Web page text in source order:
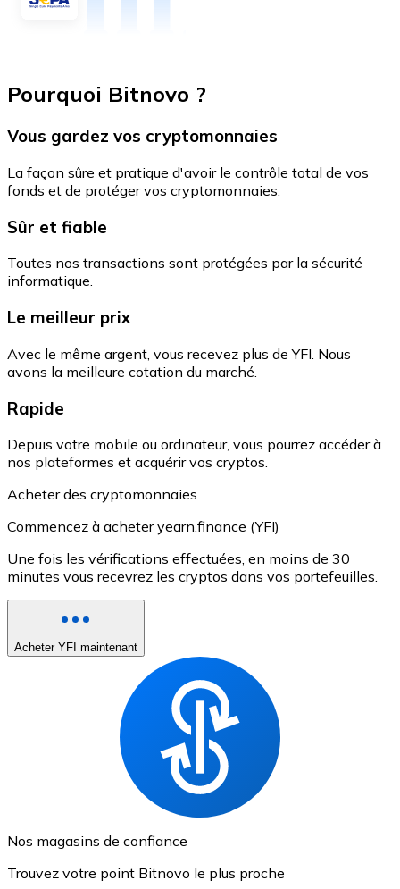
Pourquoi Bitnovo ?
Vous gardez vos cryptomonnaies
La façon sûre et pratique d'avoir le contrôle total de vos
fonds et de protéger vos cryptomonnaies.
Sûr et fiable
Toutes nos transactions sont protégées par la sécurité
informatique.
Le meilleur prix
Avec le même argent, vous recevez plus de YFI. Nous
avons la meilleure cotation du marché.
Rapide
Depuis votre mobile ou ordinateur, vous pourrez accéder à
nos plateformes et acquérir vos cryptos.
Acheter des cryptomonnaies
Commencez à acheter yearn.finance (YFI)
Une fois les vérifications effectuées, en moins de 30
minutes vous recevrez les cryptos dans vos portefeuilles.
Acheter YFI maintenant
Nos magasins de confiance
Trouvez votre point Bitnovo le plus proche